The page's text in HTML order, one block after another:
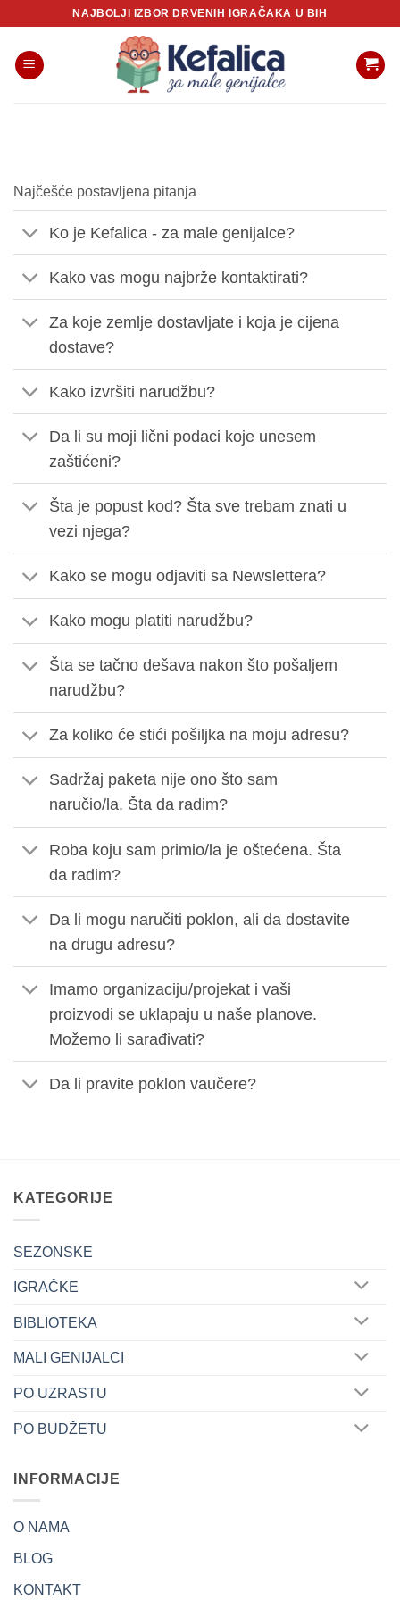
content
NAJBOLJI IZBOR DRVENIH IGRAČAKA U BIH
Najčešće postavljena pitanja
Ko je Kefalica - za male genijalce?
Kako vas mogu najbrže kontaktirati?
Za koje zemlje dostavljate i koja je cijena
dostave?
Kako izvršiti narudžbu?
Da li su moji lični podaci koje unesem
zaštićeni?
Šta je popust kod? Šta sve trebam znati u
vezi njega?
Kako se mogu odjaviti sa Newslettera?
Kako mogu platiti narudžbu?
Šta se tačno dešava nakon što pošaljem
narudžbu?
Za koliko će stići pošiljka na moju adresu?
Sadržaj paketa nije ono što sam
naručio/la. Šta da radim?
Roba koju sam primio/la je oštećena. Šta
da radim?
Da li mogu naručiti poklon, ali da dostavite
na drugu adresu?
Imamo organizaciju/projekat i vaši
proizvodi se uklapaju u naše planove.
Možemo li sarađivati?
Da li pravite poklon vaučere?
KATEGORIJE
SEZONSKE
IGRAČKE
BIBLIOTEKA
MALI GENIJALCI
PO UZRASTU
PO BUDŽETU
INFORMACIJE
O NAMA
BLOG
KONTAKT